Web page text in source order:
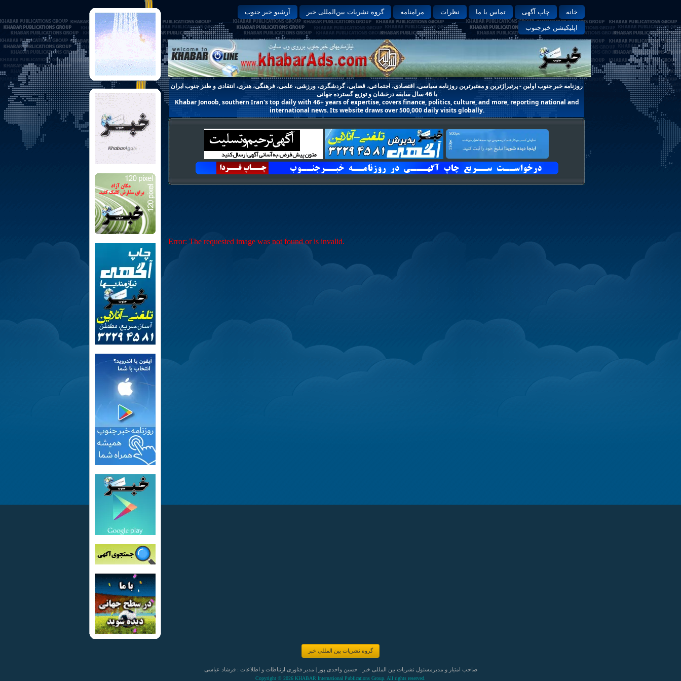
خانه چاپ آگهی تماس با ما نظرات مرامنامه گروه نشریات بین‌المللی خبر آرشیو خبر جنوب
اپلیکیشن خبرجنوب
روزنامه خبر جنوب اولین - پرتیراژترین و معتبرترین روزنامهسیاسی، اقتصادی، اجتماعی، قضایی،گردشگری، ورزشی، علمی، فرهنگی،هنری، انتقادیو طنز جنوب ایران
با46 سال سابقه درخشان
و توزیع گسترده جهانی
Khabar Jonoob, southern Iran's top daily with 46+ years of expertise, covers finance, politics, culture, and more, reporting national and
international news. Its website draws over 500,000 daily visits globally.
Error: The requested image was not found or is invalid.
گروه نشریات بین المللی خبر
صاحب امتیاز و مدیرمسئول نشریات بین المللی خبر : حسین واحدی پور | مدیر فناوری ارتباطات و اطلاعات :فرشاد عباسی
Copyright © 2026 KHABAR International Publications Group. All rights reserved.